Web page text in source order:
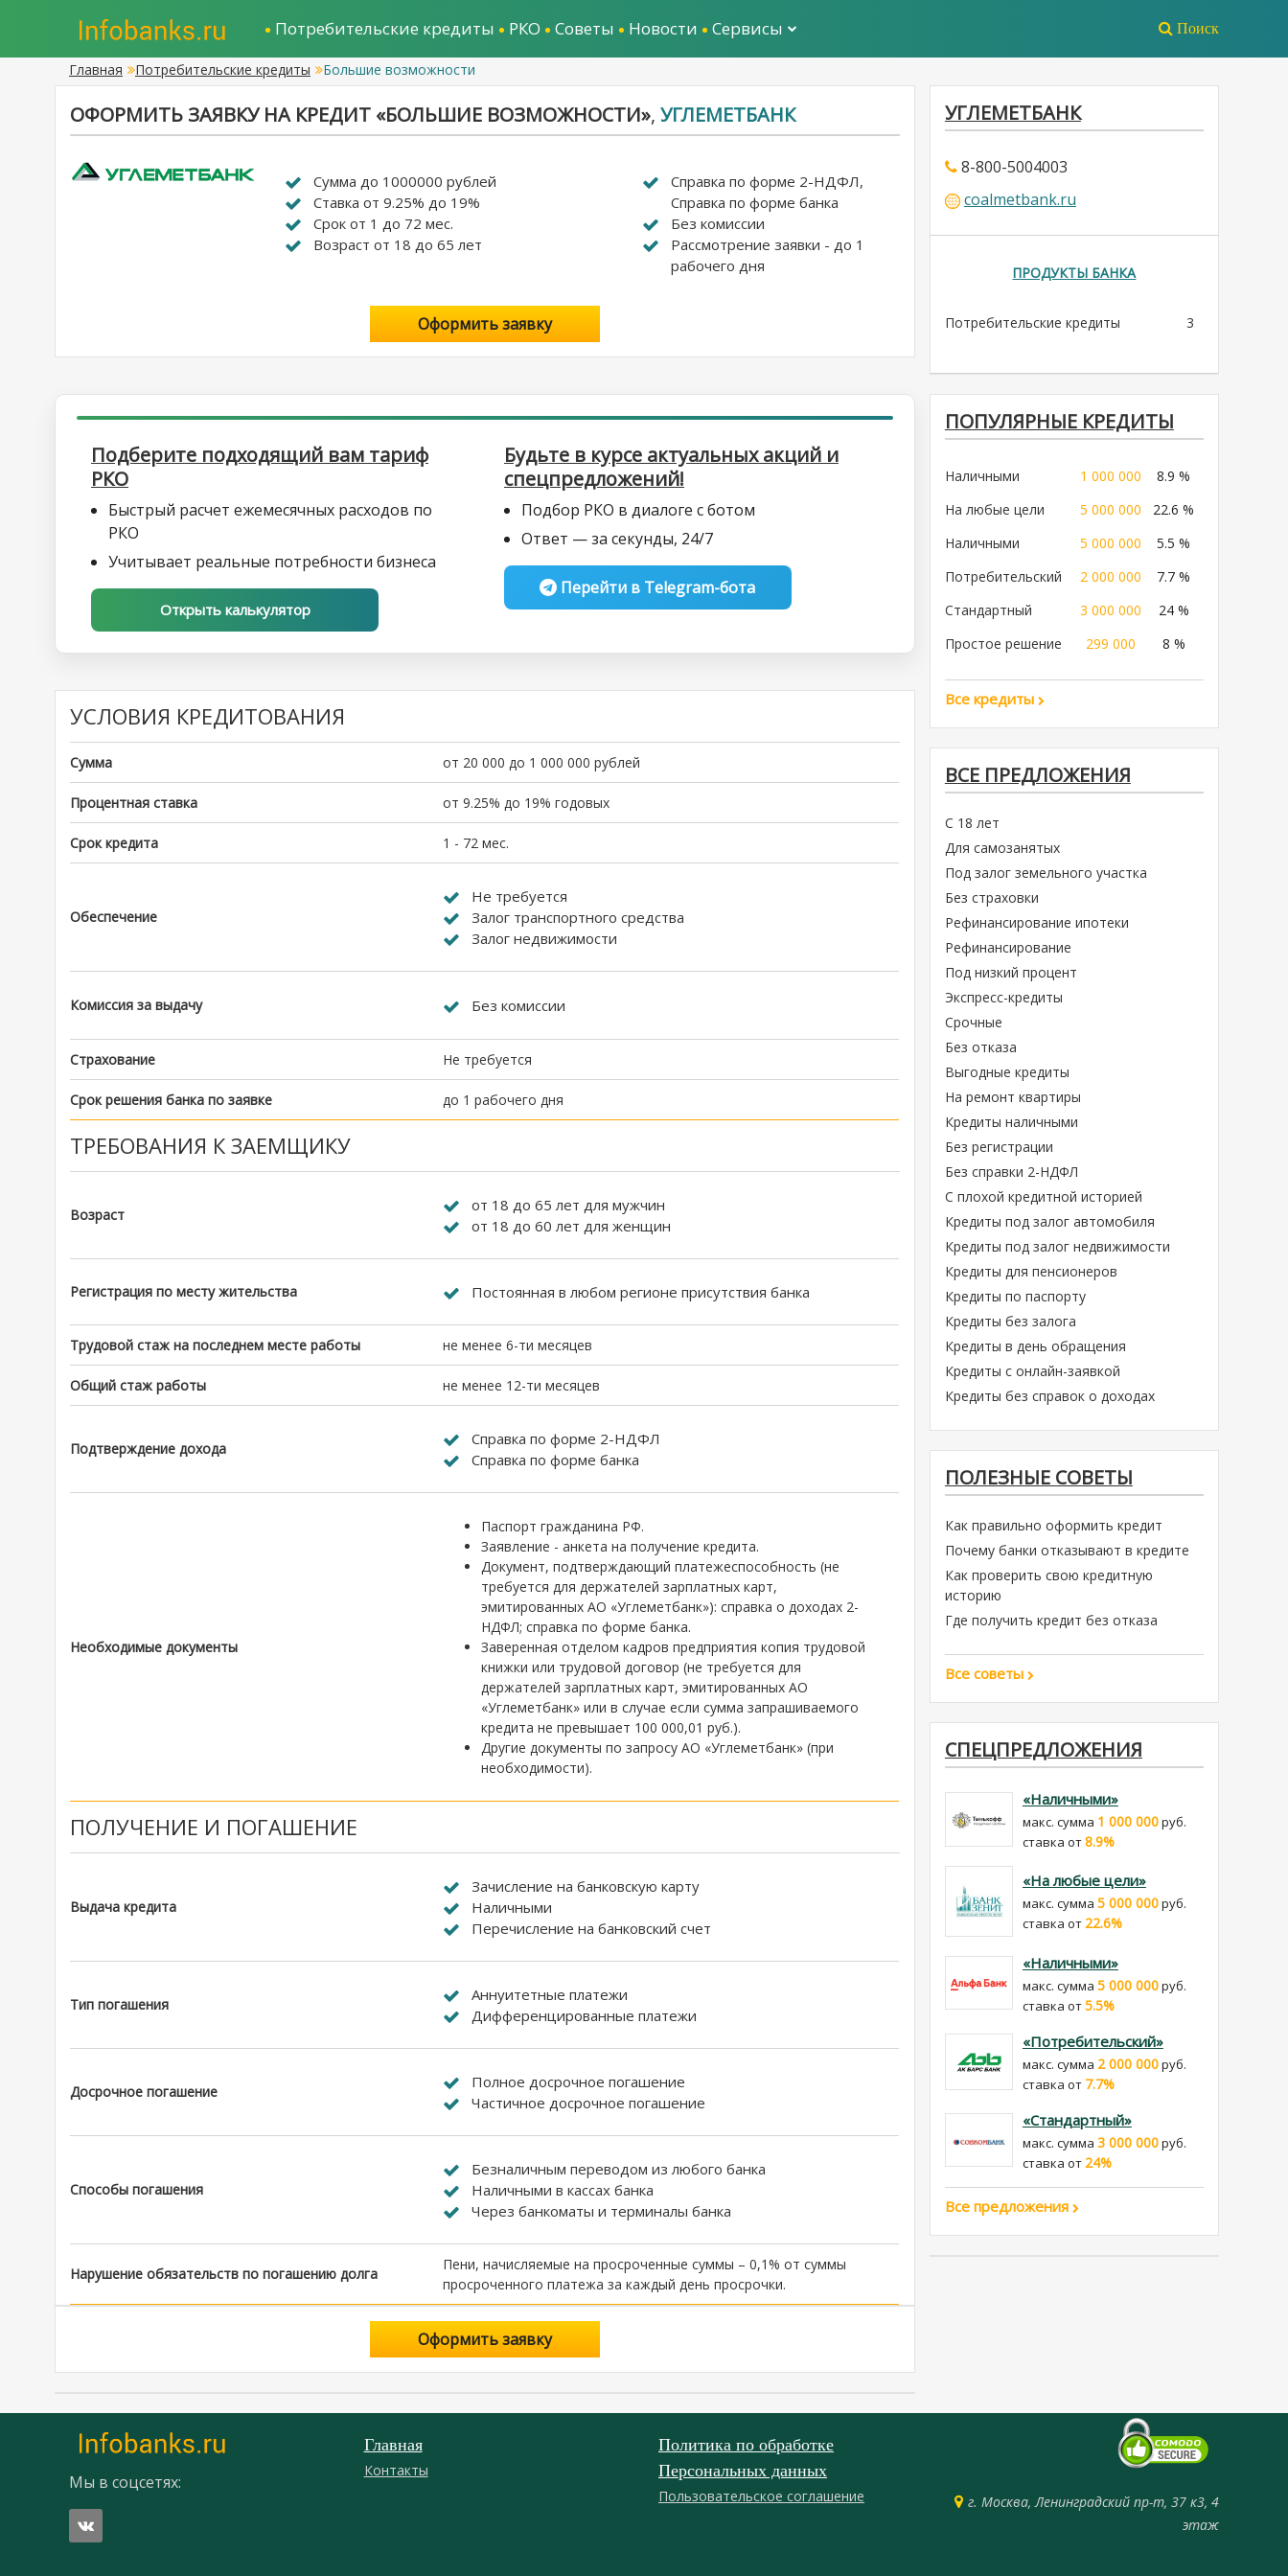
Потребительские кредиты РКО Советы Новости Сервисы Поиск
Главная Потребительские кредиты Большие возможности
ОФОРМИТЬ ЗАЯВКУ НА КРЕДИТ «БОЛЬШИЕ ВОЗМОЖНОСТИ», УГЛЕМЕТБАНК
Сумма до 1000000 рублей
Ставка от 9.25% до 19%
Срок от 1 до 72 мес.
Возраст от 18 до 65 лет
Справка по форме 2-НДФЛ,
Справка по форме банка
Без комиссии
Рассмотрение заявки - до 1
рабочего дня
Оформить заявку
Подберите подходящий вам тариф
РКО
Быстрый расчет ежемесячных расходов по
РКО
Учитывает реальные потребности бизнеса
Открыть калькулятор
Будьте в курсе актуальных акций и
спецпредложений!
Подбор РКО в диалоге с ботом
Ответ — за секунды, 24/7
Перейти в Telegram-бота
УСЛОВИЯ КРЕДИТОВАНИЯ
Сумма от 20 000 до 1 000 000 рублей
Процентная ставка от 9.25% до 19% годовых
Срок кредита 1 - 72 мес.
Обеспечение
Не требуется
Залог транспортного средства
Залог недвижимости
Комиссия за выдачу Без комиссии
Страхование Не требуется
Срок решения банка по заявке до 1 рабочего дня
ТРЕБОВАНИЯ К ЗАЕМЩИКУ
Возраст
от 18 до 65 лет для мужчин
от 18 до 60 лет для женщин
Регистрация по месту жительства Постоянная в любом регионе присутствия банка
Трудовой стаж на последнем месте работы не менее 6-ти месяцев
Общий стаж работы не менее 12-ти месяцев
Подтверждение дохода
Справка по форме 2-НДФЛ
Справка по форме банка
Необходимые документы
Паспорт гражданина РФ.
Заявление - анкета на получение кредита.
Документ, подтверждающий платежеспособность (не
требуется для держателей зарплатных карт,
эмитированных АО «Углеметбанк»): справка о доходах 2-
НДФЛ; справка по форме банка.
Заверенная отделом кадров предприятия копия трудовой
книжки или трудовой договор (не требуется для
держателей зарплатных карт, эмитированных АО
«Углеметбанк» или в случае если сумма запрашиваемого
кредита не превышает 100 000,01 руб.).
Другие документы по запросу АО «Углеметбанк» (при
необходимости).
ПОЛУЧЕНИЕ И ПОГАШЕНИЕ
Выдача кредита
Зачисление на банковскую карту
Наличными
Перечисление на банковский счет
Тип погашения
Аннуитетные платежи
Дифференцированные платежи
Досрочное погашение
Полное досрочное погашение
Частичное досрочное погашение
Способы погашения
Безналичным переводом из любого банка
Наличными в кассах банка
Через банкоматы и терминалы банка
Нарушение обязательств по погашению долга
Пени, начисляемые на просроченные суммы – 0,1% от суммы
просроченного платежа за каждый день просрочки.
Оформить заявку
УГЛЕМЕТБАНК
8-800-5004003
coalmetbank.ru
ПРОДУКТЫ БАНКА
Потребительские кредиты 3
ПОПУЛЯРНЫЕ КРЕДИТЫ
Наличными 1 000 000
8.9 %
На любые цели
5 000 000
22.6 %
Наличными
5 000 000
5.5 %
Потребительский
2 000 000
7.7 %
Стандартный
3 000 000
24 %
Простое решение
299 000 8 %
Все кредиты
ВСЕ ПРЕДЛОЖЕНИЯ
С 18 лет
Для самозанятых
Под залог земельного участка
Без страховки
Рефинансирование ипотеки
Рефинансирование
Под низкий процент
Экспресс-кредиты
Срочные
Без отказа
Выгодные кредиты
На ремонт квартиры
Кредиты наличными
Без регистрации
Без справки 2-НДФЛ
С плохой кредитной историей
Кредиты под залог автомобиля
Кредиты под залог недвижимости
Кредиты для пенсионеров
Кредиты по паспорту
Кредиты без залога
Кредиты в день обращения
Кредиты с онлайн-заявкой
Кредиты без справок о доходах
ПОЛЕЗНЫЕ СОВЕТЫ
Как правильно оформить кредит
Почему банки отказывают в кредите
Как проверить свою кредитную
историю
Где получить кредит без отказа
Все советы
СПЕЦПРЕДЛОЖЕНИЯ
«Наличными»
макс. сумма 1 000 000руб.
cтавка от8.9%
«На любые цели»
макс. сумма 5 000 000руб.
cтавка от 22.6%
«Наличными»
макс. сумма 5 000 000руб.
cтавка от5.5%
«Потребительский»
макс. сумма 2 000 000руб.
cтавка от 7.7%
«Стандартный»
макс. сумма 3 000 000руб.
cтавка от 24%
Все предложения
Мы в соцсетях:
Главная
Контакты
Политика по обработке
Персональных данных
Пользовательское соглашение
г. Москва, Ленинградский пр-т, 37 к3, 4
этаж